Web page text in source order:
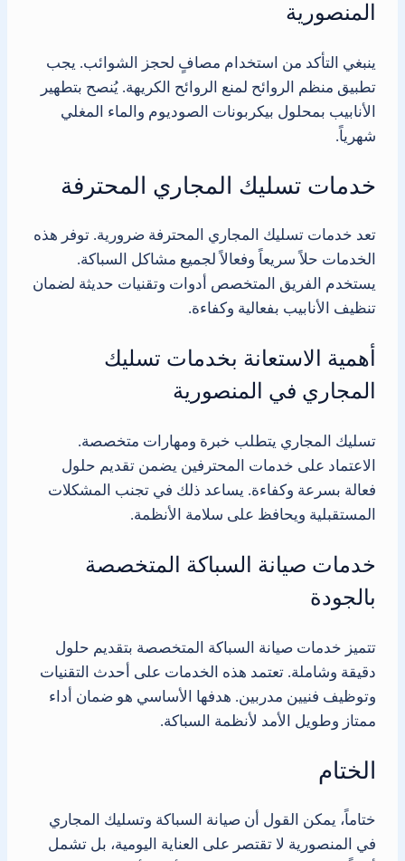
المنصورية
ينبغي التأكد من استخدام مصافٍ لحجز الشوائب. يجب
تطبيق منظم الروائح لمنع الروائح الكريهة. يُنصح بتطهير
الأنابيب بمحلول بيكربونات الصوديوم والماء المغلي
شهرياً.
خدمات تسليك المجاري المحترفة
تعد خدمات تسليك المجاري المحترفة ضرورية. توفر هذه
الخدمات حلاً سريعاً وفعالاً لجميع مشاكل السباكة.
يستخدم الفريق المتخصص أدوات وتقنيات حديثة لضمان
تنظيف الأنابيب بفعالية وكفاءة.
أهمية الاستعانة بخدمات تسليك
المجاري في المنصورية
تسليك المجاري يتطلب خبرة ومهارات متخصصة.
الاعتماد على خدمات المحترفين يضمن تقديم حلول
فعالة بسرعة وكفاءة. يساعد ذلك في تجنب المشكلات
المستقبلية ويحافظ على سلامة الأنظمة.
خدمات صيانة السباكة المتخصصة
بالجودة
تتميز خدمات صيانة السباكة المتخصصة بتقديم حلول
دقيقة وشاملة. تعتمد هذه الخدمات على أحدث التقنيات
وتوظيف فنيين مدربين. هدفها الأساسي هو ضمان أداء
ممتاز وطويل الأمد لأنظمة السباكة.
الختام
ختاماً، يمكن القول أن صيانة السباكة وتسليك المجاري
في المنصورية لا تقتصر على العناية اليومية، بل تشمل